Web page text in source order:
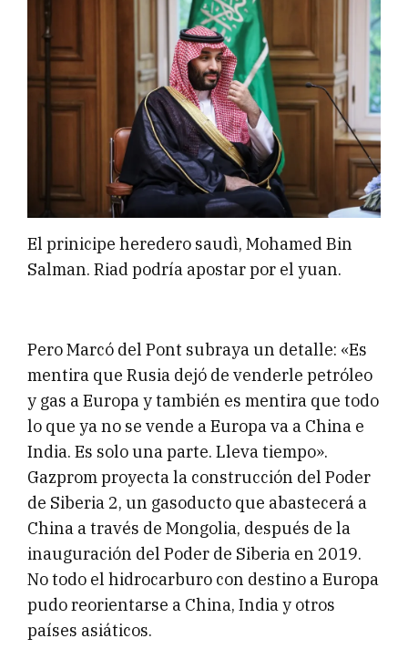
El prinicipe heredero saudì, Mohamed Bin
Salman. Riad podría apostar por el yuan.
Pero Marcó del Pont subraya un detalle: «Es
mentira que Rusia dejó de venderle petróleo
y gas a Europa y también es mentira que todo
lo que ya no se vende a Europa va a China e
India. Es solo una parte. Lleva tiempo».
Gazprom proyecta la construcción del Poder
de Siberia 2, un gasoducto que abastecerá a
China a través de Mongolia, después de la
inauguración del Poder de Siberia en 2019.
No todo el hidrocarburo con destino a Europa
pudo reorientarse a China, India y otros
países asiáticos.